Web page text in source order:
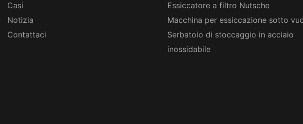
Casi
Notizia
Contattaci
Essiccatore a filtro Nutsche
Macchina per essiccazione sotto
Serbatoio di stoccaggio in acciaio
inossidabile